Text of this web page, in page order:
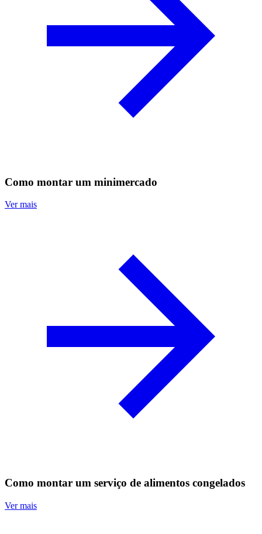
Como montar um minimercado
Ver mais
Como montar um serviço de alimentos congelados
Ver mais